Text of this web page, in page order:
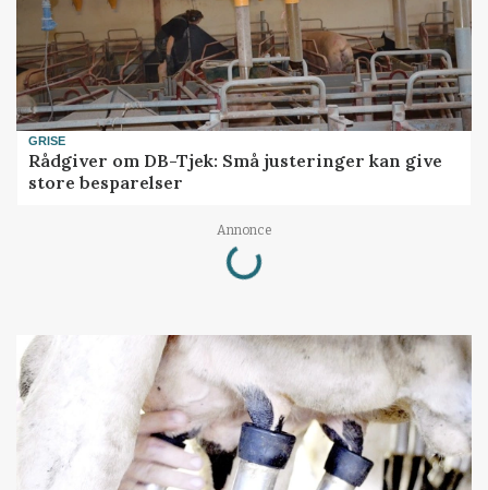
GRISE
Rådgiver om DB-Tjek: Små justeringer kan give
store besparelser
Annonce
Loading...